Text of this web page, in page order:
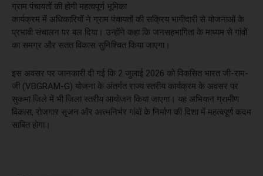
ग्राम पंचायतों की होगी महत्वपूर्ण भूमिका
कार्यक्रम में अधिकारियों ने ग्राम पंचायतों की सक्रिय भागीदारी से योजनाओं के
प्रभावी संचालन पर बल दिया। उन्होंने कहा कि जनसहभागिता के माध्यम से गांवों
का समग्र और सतत विकास सुनिश्चित किया जाएगा।
इस अवसर पर जानकारी दी गई कि 2 जुलाई 2026 को विकसित भारत जी-राम-
जी (VBGRAM-G) योजना के अंतर्गत राज्य स्तरीय कार्यक्रम के अवसर पर
सुकमा जिले में भी जिला स्तरीय आयोजन किया जाएगा। यह अभियान ग्रामीण
विकास, रोजगार सृजन और आत्मनिर्भर गांवों के निर्माण की दिशा में महत्वपूर्ण कदम
साबित होगा।